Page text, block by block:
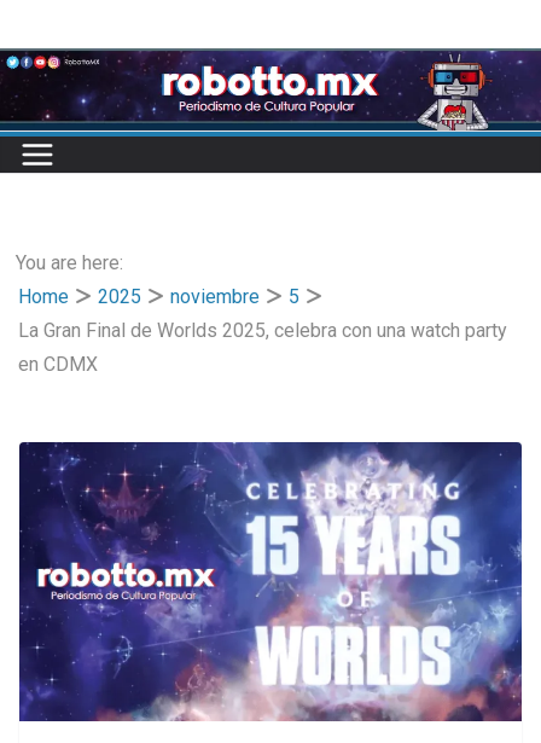
to
content
You are here:
Home
2025 noviembre
5
La Gran Final de Worlds 2025, celebra con una watch party
en CDMX